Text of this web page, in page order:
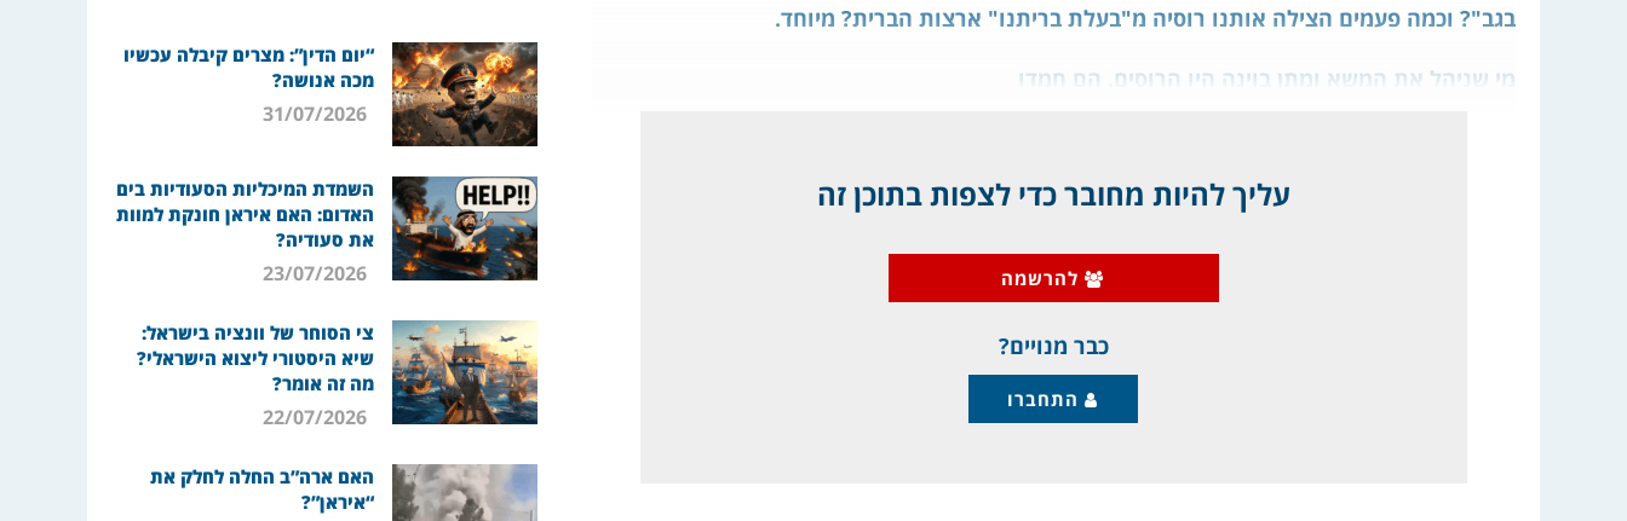
בגב"? וכמה פעמים הצילה אותנו רוסיה מ"בעלת בריתנו" ארצות הברית? מיוחד.
מי שניהל את המשא ומתן בוינה היו הרוסים. הם חמדו
עליך להיות מחובר כדי לצפות בתוכן זה
להרשמה
כבר מנויים?
התחברו
“יום הדין”: מצרים קיבלה עכשיו
מכה אנושה?
31/07/2026
השמדת המיכליות הסעודיות בים
האדום: האם איראן חונקת למוות
את סעודיה?
23/07/2026
צי הסוחר של וונציה בישראל:
שיא היסטורי ליצוא הישראלי?
מה זה אומר?
22/07/2026
האם ארה”ב החלה לחלק את
“איראן”?